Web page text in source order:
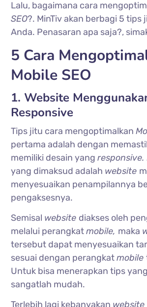
Lalu, bagaimana cara
SEO?. MinTiv akan berbagi 5
Anda. Penasaran apa saja?,
5 Cara
Mobile SEO
1. Website
Responsive
Tips jitu cara mengoptimalkan
pertama adalah dengan
memiliki desain yangresponsive.
yang dimaksud adalah website
menyesuaikan penampilannya
pengaksesnya.
Semisal website diakses oleh
melalui perangkatmobile, maka
tersebut dapat menyesuaikan
sesuai dengan perangkatmobile
Untuk bisa menerapkan tips
sangatlah mudah.
Terlebih lagi kebanyakan website